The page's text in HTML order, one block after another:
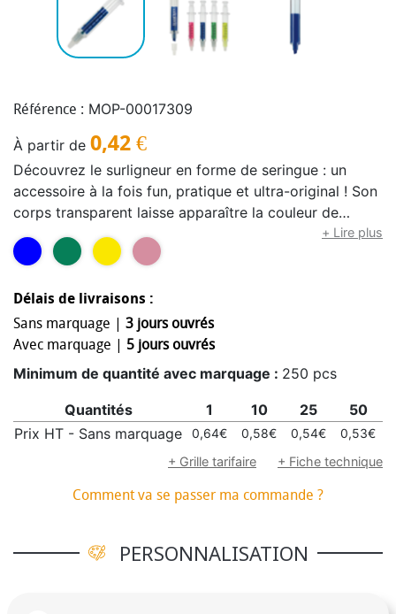
Référence : MOP-00017309
À partir de 0,42 €
Découvrez le surligneur en forme de seringue : un
accessoire à la fois fun, pratique et ultra-original ! Son
corps transparent laisse apparaître la couleur de
l’encre, vous savez donc instantanément quelle teinte
vous allez utiliser. Idéal pour dynamiser vos prises de
touche décalée à vos documents, ce surligneur ne
passe pas inaperçu. Alliez efficacité et style avec cet
incontournable de vos fournitures !
+ Lire plus
Délais de livraisons :
Sans marquage | 3 jours ouvrés
Avec marquage | 5 jours ouvrés
Minimum de quantité avec marquage : 250 pcs
Quantités 1 10 25 50
Prix HT - Sans marquage
0,64€ 0,58€ 0,54€ 0,53€
+ Grille tarifaire
+ Fiche technique
Comment va se passer ma commande ?
PERSONNALISATION